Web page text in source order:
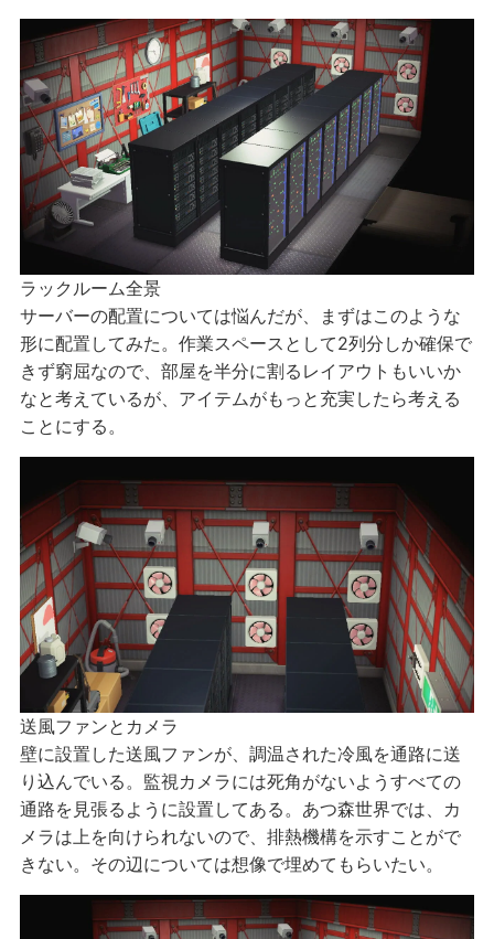
ラックルーム全景
サーバーの配置については悩んだが、まずはこのような
形に配置してみた。作業スペースとして2列分しか確保で
きず窮屈なので、部屋を半分に割るレイアウトもいいか
なと考えているが、アイテムがもっと充実したら考える
ことにする。
送風ファンとカメラ
壁に設置した送風ファンが、調温された冷風を通路に送
り込んでいる。監視カメラには死角がないようすべての
通路を見張るように設置してある。あつ森世界では、カ
メラは上を向けられないので、排熱機構を示すことがで
きない。その辺については想像で埋めてもらいたい。